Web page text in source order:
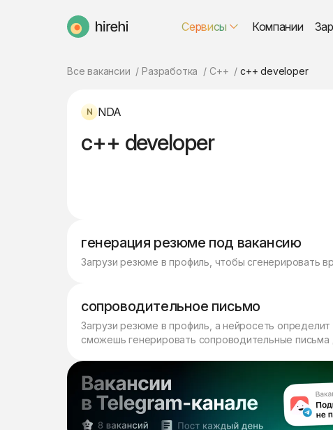
HireHi Сервисы Компании
Все вакансии Разработка C++ c++ developer
NDA
c++ developer
генерация резюме под вакансию
Загрузи резюме в профиль, чтобы сгенерировать
сопроводительное письмо
Загрузи резюме в профиль, а нейросеть
сможешь генерировать сопроводительные письма